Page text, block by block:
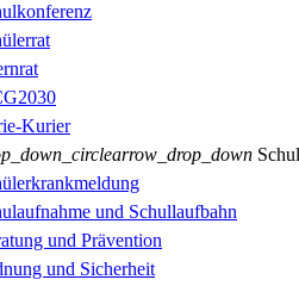
Kurier
arrow_drop_down
und Schullaufbahn
und Prävention
und Sicherheit